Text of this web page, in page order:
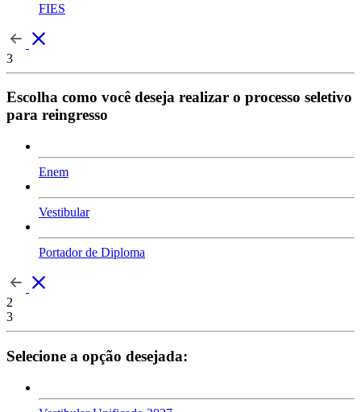
FIES
3
Escolha como você deseja realizar o processo seletivo
para reingresso
Enem
Vestibular
Portador de Diploma
2
3
Selecione a opção desejada: